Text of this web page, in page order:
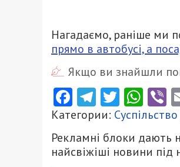
Нагадаємо, раніше ми
прямо в автобусі, а
Якщо ви знайшли
Facebook
Telegram
Twitter
Категории: Суспільство
Рекламні блоки дають
найсвіжіші новини під